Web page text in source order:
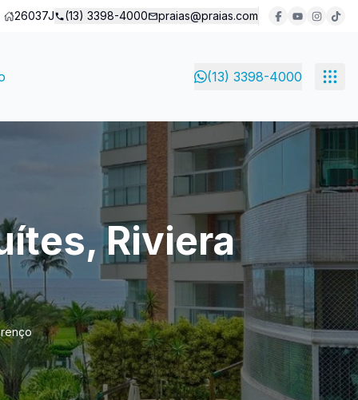
26037J (13) 3398-4000 praias@praias.com
(13) 3398-4000
Riviera